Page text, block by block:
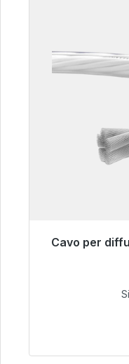
Cavo per
Pronto per la